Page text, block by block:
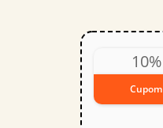
10%
Cupom